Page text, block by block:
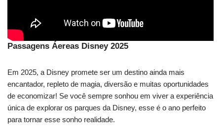
Passagens Áereas Disney 2025
Em 2025, a Disney promete ser um destino ainda mais
encantador, repleto de magia, diversão e muitas oportunidades
de economizar! Se você sempre sonhou em viver a experiência
única de explorar os parques da Disney, esse é o ano perfeito
para tornar esse sonho realidade.